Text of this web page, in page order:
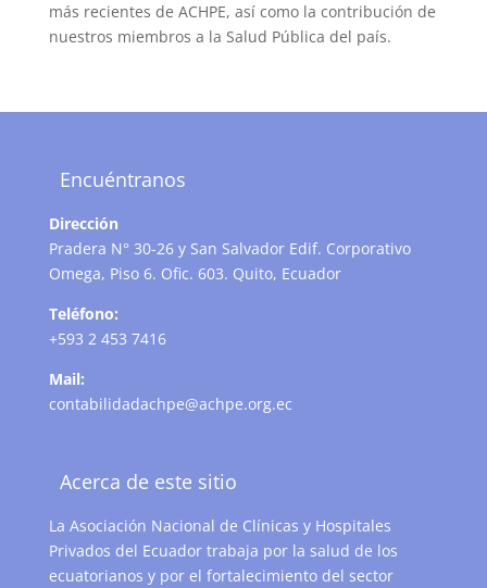
más recientes de ACHPE, así como la contribución de
nuestros miembros a la Salud Pública del país.
Encuéntranos
Dirección
Pradera N° 30-26 y San Salvador Edif. Corporativo
Omega, Piso 6. Ofic. 603. Quito, Ecuador
Teléfono:
+593 2 453 7416
Mail:
contabilidadachpe@achpe.org.ec
Acerca de este sitio
La Asociación Nacional de Clínicas y Hospitales
Privados del Ecuador trabaja por la salud de los
ecuatorianos y por el fortalecimiento del sector